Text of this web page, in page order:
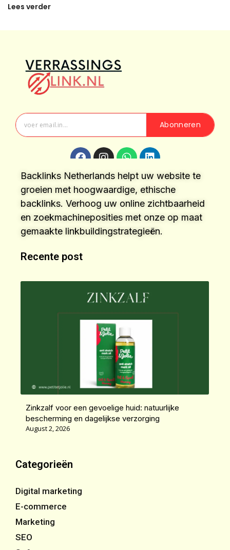
Lees verder
Abonneren
Backlinks Netherlands helpt uw website te
groeien met hoogwaardige, ethische
backlinks. Verhoog uw online zichtbaarheid
en zoekmachineposities met onze op maat
gemaakte linkbuildingstrategieën.
Recente post
Zinkzalf voor een gevoelige huid: natuurlijke
bescherming en dagelijkse verzorging
August 2, 2026
Categorieën
Digital marketing
E-commerce
Marketing
SEO